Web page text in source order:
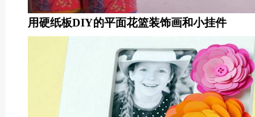
用硬纸板DIY的平面花篮装饰画和小挂件